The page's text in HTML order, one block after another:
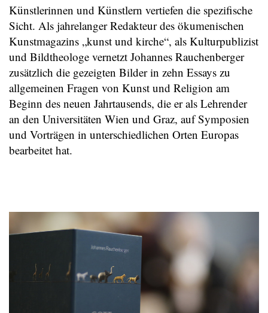
Künstlerinnen und Künstlern vertiefen die spezifische
Sicht. Als jahrelanger Redakteur des ökumenischen
Kunstmagazins „kunst und kirche“, als Kulturpublizist
und Bildtheologe vernetzt Johannes Rauchenberger
zusätzlich die gezeigten Bilder in zehn Essays zu
allgemeinen Fragen von Kunst und Religion am
Beginn des neuen Jahrtausends, die er als Lehrender
an den Universitäten Wien und Graz, auf Symposien
und Vorträgen in unterschiedlichen Orten Europas
bearbeitet hat.